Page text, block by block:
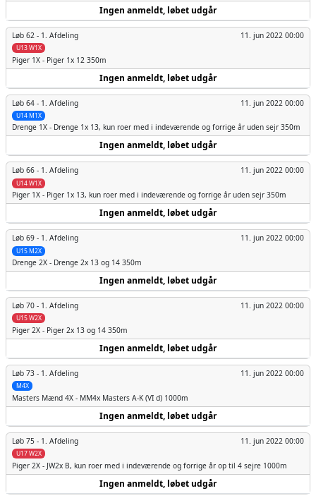
Ingen anmeldt, løbet udgår
Løb 62 - 1. Afdeling 11. jun 2022 00:00
U13 W1X
Piger 1X - Piger 1x 12 350m
Ingen anmeldt, løbet udgår
Løb 64 - 1. Afdeling 11. jun 2022 00:00
U14 M1X
Drenge 1X - Drenge 1x 13, kun roer med i indeværende og forrige år uden sejr 350m
Ingen anmeldt, løbet udgår
Løb 66 - 1. Afdeling 11. jun 2022 00:00
U14 W1X
Piger 1X - Piger 1x 13, kun roer med i indeværende og forrige år uden sejr 350m
Ingen anmeldt, løbet udgår
Løb 69 - 1. Afdeling 11. jun 2022 00:00
U15 M2X
Drenge 2X - Drenge 2x 13 og 14 350m
Ingen anmeldt, løbet udgår
Løb 70 - 1. Afdeling 11. jun 2022 00:00
U15 W2X
Piger 2X - Piger 2x 13 og 14 350m
Ingen anmeldt, løbet udgår
Løb 73 - 1. Afdeling 11. jun 2022 00:00
M4X
Masters Mænd 4X - MM4x Masters A-K (VI d) 1000m
Ingen anmeldt, løbet udgår
Løb 75 - 1. Afdeling 11. jun 2022 00:00
U17 W2X
Piger 2X - JW2x B, kun roer med i indeværende og forrige år op til 4 sejre 1000m
Ingen anmeldt, løbet udgår